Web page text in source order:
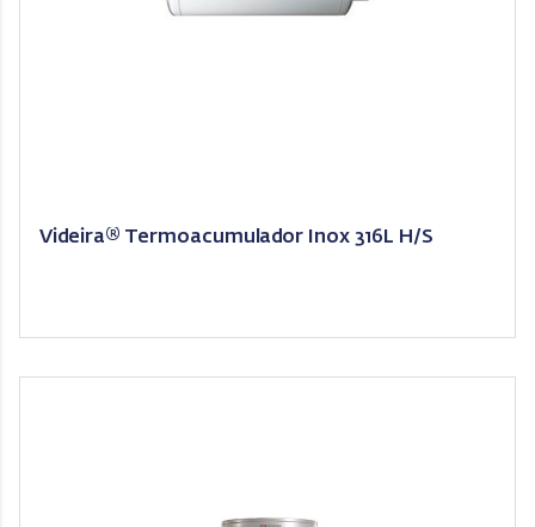
Videira® Termoacumulador Inox 316L H/S